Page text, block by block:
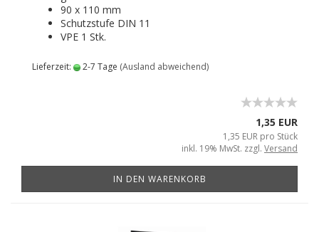
90 x 110 mm
Schutzstufe DIN 11
VPE 1 Stk.
Lieferzeit: 2-7 Tage (Ausland abweichend)
1,35 EUR
1,35 EUR pro Stück
inkl. 19% MwSt. zzgl. Versand
IN DEN WARENKORB